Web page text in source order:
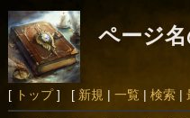
ページ
[ トップ] [ 新規 | 一覧 | 検索|